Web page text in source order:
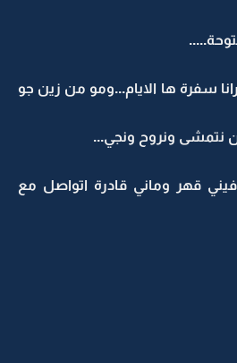
سفرة ها الايام...ومو من زين جو
نتمشى ونروح ونجي...
قهر وماني قادرة اتواصل مع